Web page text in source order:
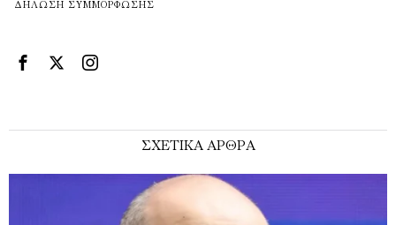
ΔΉΛΩΣΗ ΣΥΜΜΌΡΦΩΣΗΣ
ΣΧΕΤΙΚΑ ΑΡΘΡΑ